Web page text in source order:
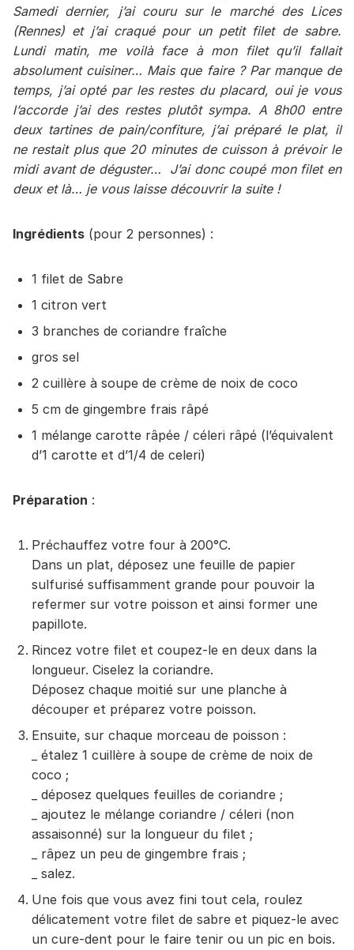
Samedi dernier, j’ai couru sur le marché des Lices
(Rennes) et j’ai craqué pour un petit filet de sabre.
Lundi matin, me voilà face à mon filet qu’il fallait
absolument cuisiner… Mais que faire ? Par manque de
temps, j’ai opté par les restes du placard, oui je vous
l’accorde j’ai des restes plutôt sympa. A 8h00 entre
deux tartines de pain/confiture, j’ai préparé le plat, il
ne restait plus que 20 minutes de cuisson à prévoir le
midi avant de déguster… J’ai donc coupé mon filet en
deux et là… je vous laisse découvrir la suite !
Ingrédients (pour 2 personnes) :
1 filet de Sabre
1 citron vert
3 branches de coriandre fraîche
gros sel
2 cuillère à soupe de crème de noix de coco
5 cm de gingembre frais râpé
1 mélange carotte râpée / céleri râpé (l’équivalent
d’1 carotte et d’1/4 de celeri)
Préparation :
Préchauffez votre four à 200°C.
Dans un plat, déposez une feuille de papier
sulfurisé suffisamment grande pour pouvoir la
refermer sur votre poisson et ainsi former une
papillote.
Rincez votre filet et coupez-le en deux dans la
longueur. Ciselez la coriandre.
Déposez chaque moitié sur une planche à
découper et préparez votre poisson.
Ensuite, sur chaque morceau de poisson :
_ étalez 1 cuillère à soupe de crème de noix de
coco ;
_ déposez quelques feuilles de coriandre ;
_ ajoutez le mélange coriandre / céleri (non
assaisonné) sur la longueur du filet ;
_ râpez un peu de gingembre frais ;
_ salez.
Une fois que vous avez fini tout cela, roulez
délicatement votre filet de sabre et piquez-le avec
un cure-dent pour le faire tenir ou un pic en bois.